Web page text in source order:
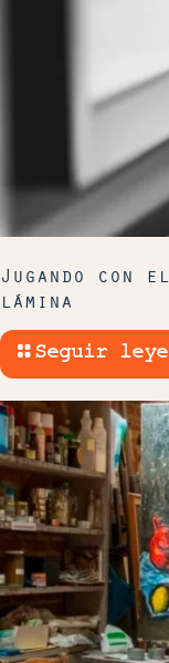
Jugando con
lámina
Seguir